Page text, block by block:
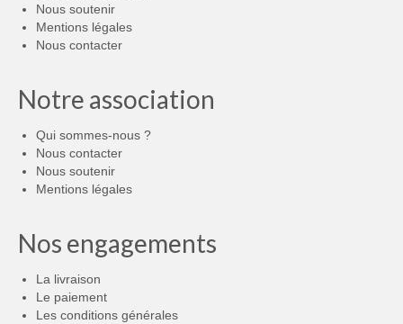
Nous soutenir
Mentions légales
Nous contacter
Notre association
Qui sommes-nous ?
Nous contacter
Nous soutenir
Mentions légales
Nos engagements
La livraison
Le paiement
Les conditions générales